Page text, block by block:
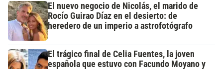
El nuevo negocio de Nicolás, el marido de
Rocío Guirao Díaz en el desierto: de
heredero de un imperio a astrofotógrafo
El trágico final de Celia Fuentes, la joven
española que estuvo con Facundo Moyano y